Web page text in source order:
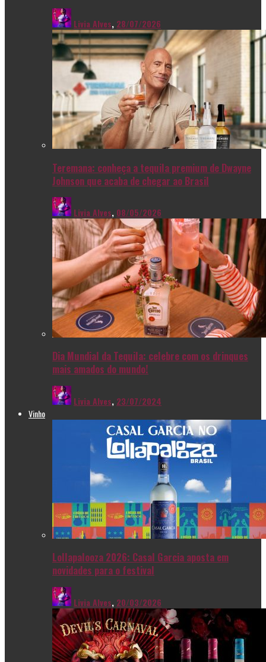
Livia Alves, 28/07/2026
Teremana: conheça a tequila premium de Dwayne
Johnson que acaba de chegar ao Brasil
Livia Alves, 08/05/2026
Dia Mundial da Tequila: celebre com os drinques
mais amados do mundo!
Livia Alves, 23/07/2024
Vinho
Lollapalooza 2026: Casal Garcia aposta em
novidades para o festival
Livia Alves, 20/03/2026